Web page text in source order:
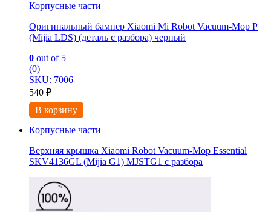
Корпусные части
Оригинальный бампер Xiaomi Mi Robot Vacuum-Mop P
(Mijia LDS) (деталь с разбора) черный
0 out of 5
(0)
SKU: 7006
540 ₽
В корзину
Корпусные части
Верхняя крышка Xiaomi Robot Vacuum-Mop Essential
SKV4136GL (Mijia G1) MJSTG1 с разбора